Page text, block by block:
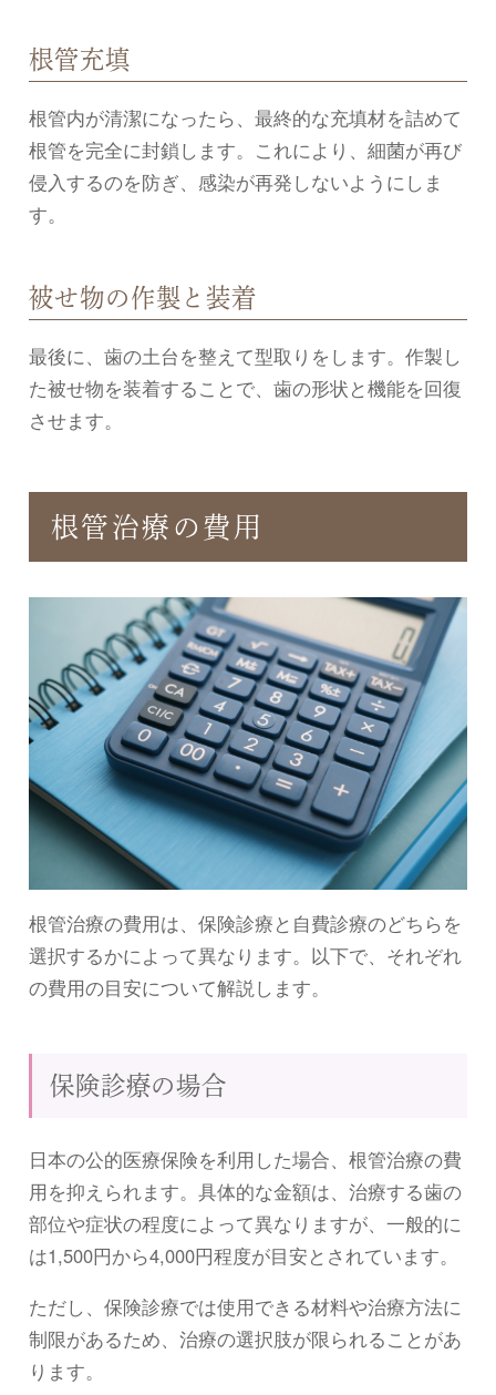
根管充填
根管内が清潔になったら、最終的な充填材を詰めて
根管を完全に封鎖します。これにより、細菌が再び
侵入するのを防ぎ、感染が再発しないようにしま
す。
被せ物の作製と装着
最後に、歯の土台を整えて型取りをします。作製し
た被せ物を装着することで、歯の形状と機能を回復
させます。
根管治療の費用
根管治療の費用は、保険診療と自費診療のどちらを
選択するかによって異なります。以下で、それぞれ
の費用の目安について解説します。
保険診療の場合
日本の公的医療保険を利用した場合、根管治療の費
用を抑えられます。具体的な金額は、治療する歯の
部位や症状の程度によって異なりますが、一般的に
は1,500円から4,000円程度が目安とされています。
ただし、保険診療では使用できる材料や治療方法に
制限があるため、治療の選択肢が限られることがあ
ります。